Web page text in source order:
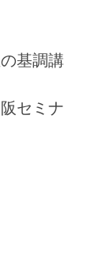
基調講
セミナ